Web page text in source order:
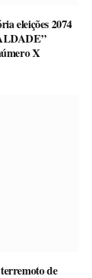
eleições 2074
X
de